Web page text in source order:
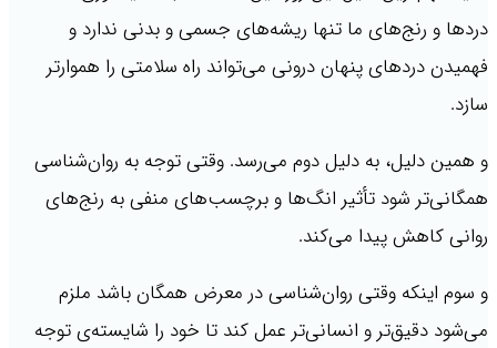
دردها و رنج‌های ما تنها ریشه‌های جسمی و بدنی ندارد و
فهمیدن دردهای پنهان درونی می‌تواند راه سلامتی را هموارتر
سازد.
و همین دلیل، به دلیل دوم می‌رسد. وقتی توجه به روان‌شناسی
همگانی‌تر شود تأثیر انگ‌ها و برچسب‌های منفی به رنج‌های
روانی کاهش پیدا می‌کند.
و سوم اینکه وقتی روان‌شناسی در معرض همگان باشد ملزم
می‌شود دقیق‌تر و انسانی‌تر عمل کند تا خود را شایسته‌‌ی توجه